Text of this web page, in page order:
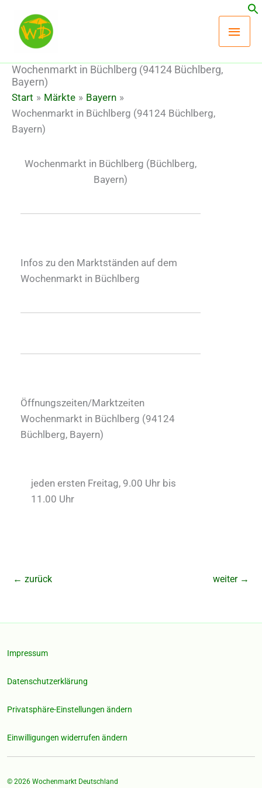
Inhalt
springen
Wochenmarkt in Büchlberg (94124 Büchlberg,
Bayern)
Start Märkte
Bayern
Wochenmarkt in Büchlberg (94124 Büchlberg,
Bayern)
Wochenmarkt in Büchlberg (Büchlberg,
Bayern)
Infos zu den Marktständen auf dem
Wochenmarkt in Büchlberg
Öffnungszeiten/Marktzeiten
Wochenmarkt in Büchlberg (94124
Büchlberg, Bayern)
jeden ersten Freitag, 9.00 Uhr bis
11.00 Uhr
← zurück weiter →
Impressum
Datenschutzerklärung
Privatsphäre-Einstellungen ändern
Einwilligungen widerrufen ändern
© 2026 Wochenmarkt Deutschland